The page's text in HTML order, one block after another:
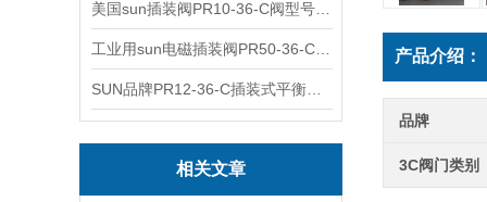
相关文章
产品介绍：
品牌
3C阀门类别